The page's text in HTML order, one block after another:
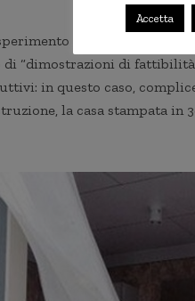
di costruzione di
di “dimostrazioni di
in questo caso,
la casa stampata in
Accetta